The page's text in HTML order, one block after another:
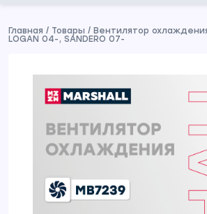
Главная / Товары / Вентилятор охлаждения
LOGAN 04-, SANDERO 07-